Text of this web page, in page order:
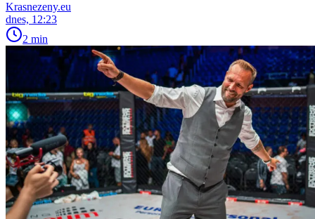
Krasnezeny.eu
dnes, 12:23
2 min